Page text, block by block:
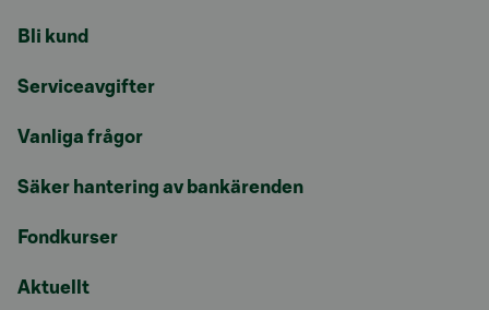
Bli kund
Serviceavgifter
Vanliga frågor
Säker hantering av bankärenden
Fondkurser
Aktuellt